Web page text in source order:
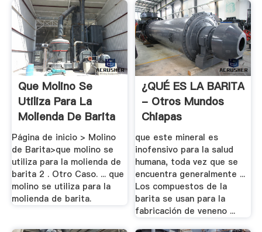
Que Molino Se
Utiliza Para La
Molienda De Barita
2 .
Página de inicio > Molino
de Barita>que molino se
utiliza para la molienda de
barita 2 . Otro Caso. ... que
molino se utiliza para la
molienda de barita.
¿QUÉ ES LA BARITA
- Otros Mundos
Chiapas
que este mineral es
inofensivo para la salud
humana, toda vez que se
encuentra generalmente ...
Los compuestos de la
barita se usan para la
fabricación de veneno ...